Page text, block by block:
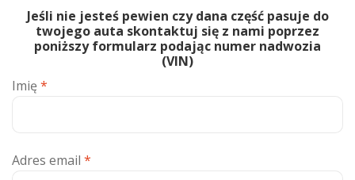
Jeśli nie jesteś pewien czy dana część pasuje do
twojego auta skontaktuj się z nami poprzez
poniższy formularz podając numer nadwozia
(VIN)
Imię *
Adres email *